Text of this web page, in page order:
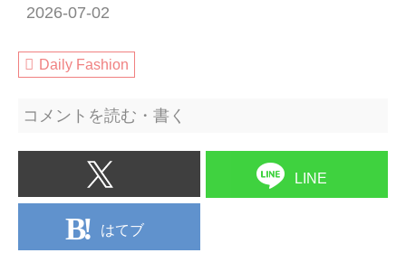
2026-07-02
Daily Fashion
コメントを読む・書く
LINE
はてブ